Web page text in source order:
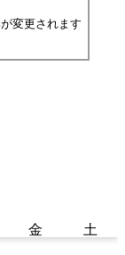
変更されます
金 土